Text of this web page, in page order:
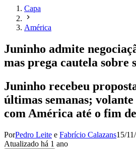
Capa
América
Juninho admite
mas prega cautela sobre
Juninho recebeu
últimas semanas;
com América até o fim
PorPedro Leite e Fabrício Calazans15/
Atualizado há 1 ano